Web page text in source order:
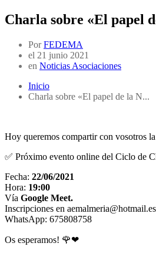
Charla sobre «El papel
Por FEDEMA
el 21 junio 2021
en Noticias Asociaciones
Inicio
Charla sobre «El papel de la N...
Hoy queremos compartir con vosotros
✅ Próximo evento online del Ciclo de
Fecha: 22/06/2021
Hora: 19:00
Vía Google Meet.
Inscripciones en aemalmeria@hotmail.es
WhatsApp: 675808758
Os esperamos! 🌹❤